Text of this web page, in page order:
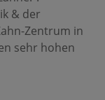
& der
Zentrum in
sehr hohen